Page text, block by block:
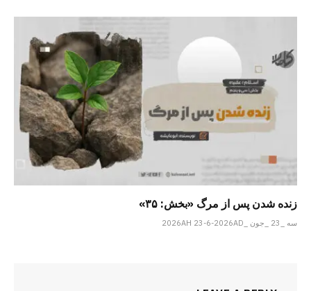
زنده شدن پس از مرگ «بخش: ۳۵»
سه _23 _جون _2026AH 23-6-2026AD